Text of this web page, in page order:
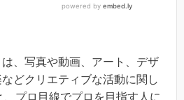
は、写真や動画、アート、デザ
どクリエティブな活動に関し
プロ目線でプロを目指す人に